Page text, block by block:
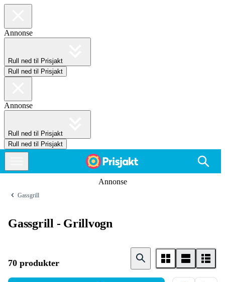
Annonse
Rull ned til Prisjakt
Rull ned til Prisjakt
Annonse
Rull ned til Prisjakt
Rull ned til Prisjakt
Annonse
Gassgrill
Gassgrill - Grillvogn
70 produkter